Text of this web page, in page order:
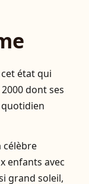
état qui
dont ses
célèbre
enfants avec
grand soleil,